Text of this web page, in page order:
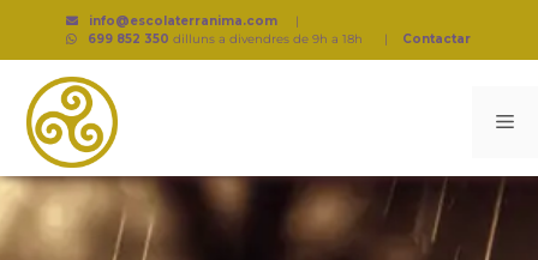
info@escolaterranima.com |
699 852 350 dilluns a divendres de 9h a 18h | Contactar